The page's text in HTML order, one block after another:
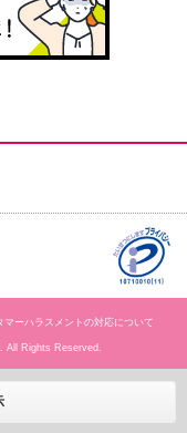
マーハラスメントの対応について
Rights Reserved.